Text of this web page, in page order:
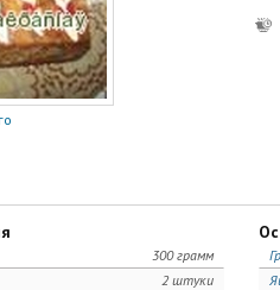
300 грамм
2 штуки